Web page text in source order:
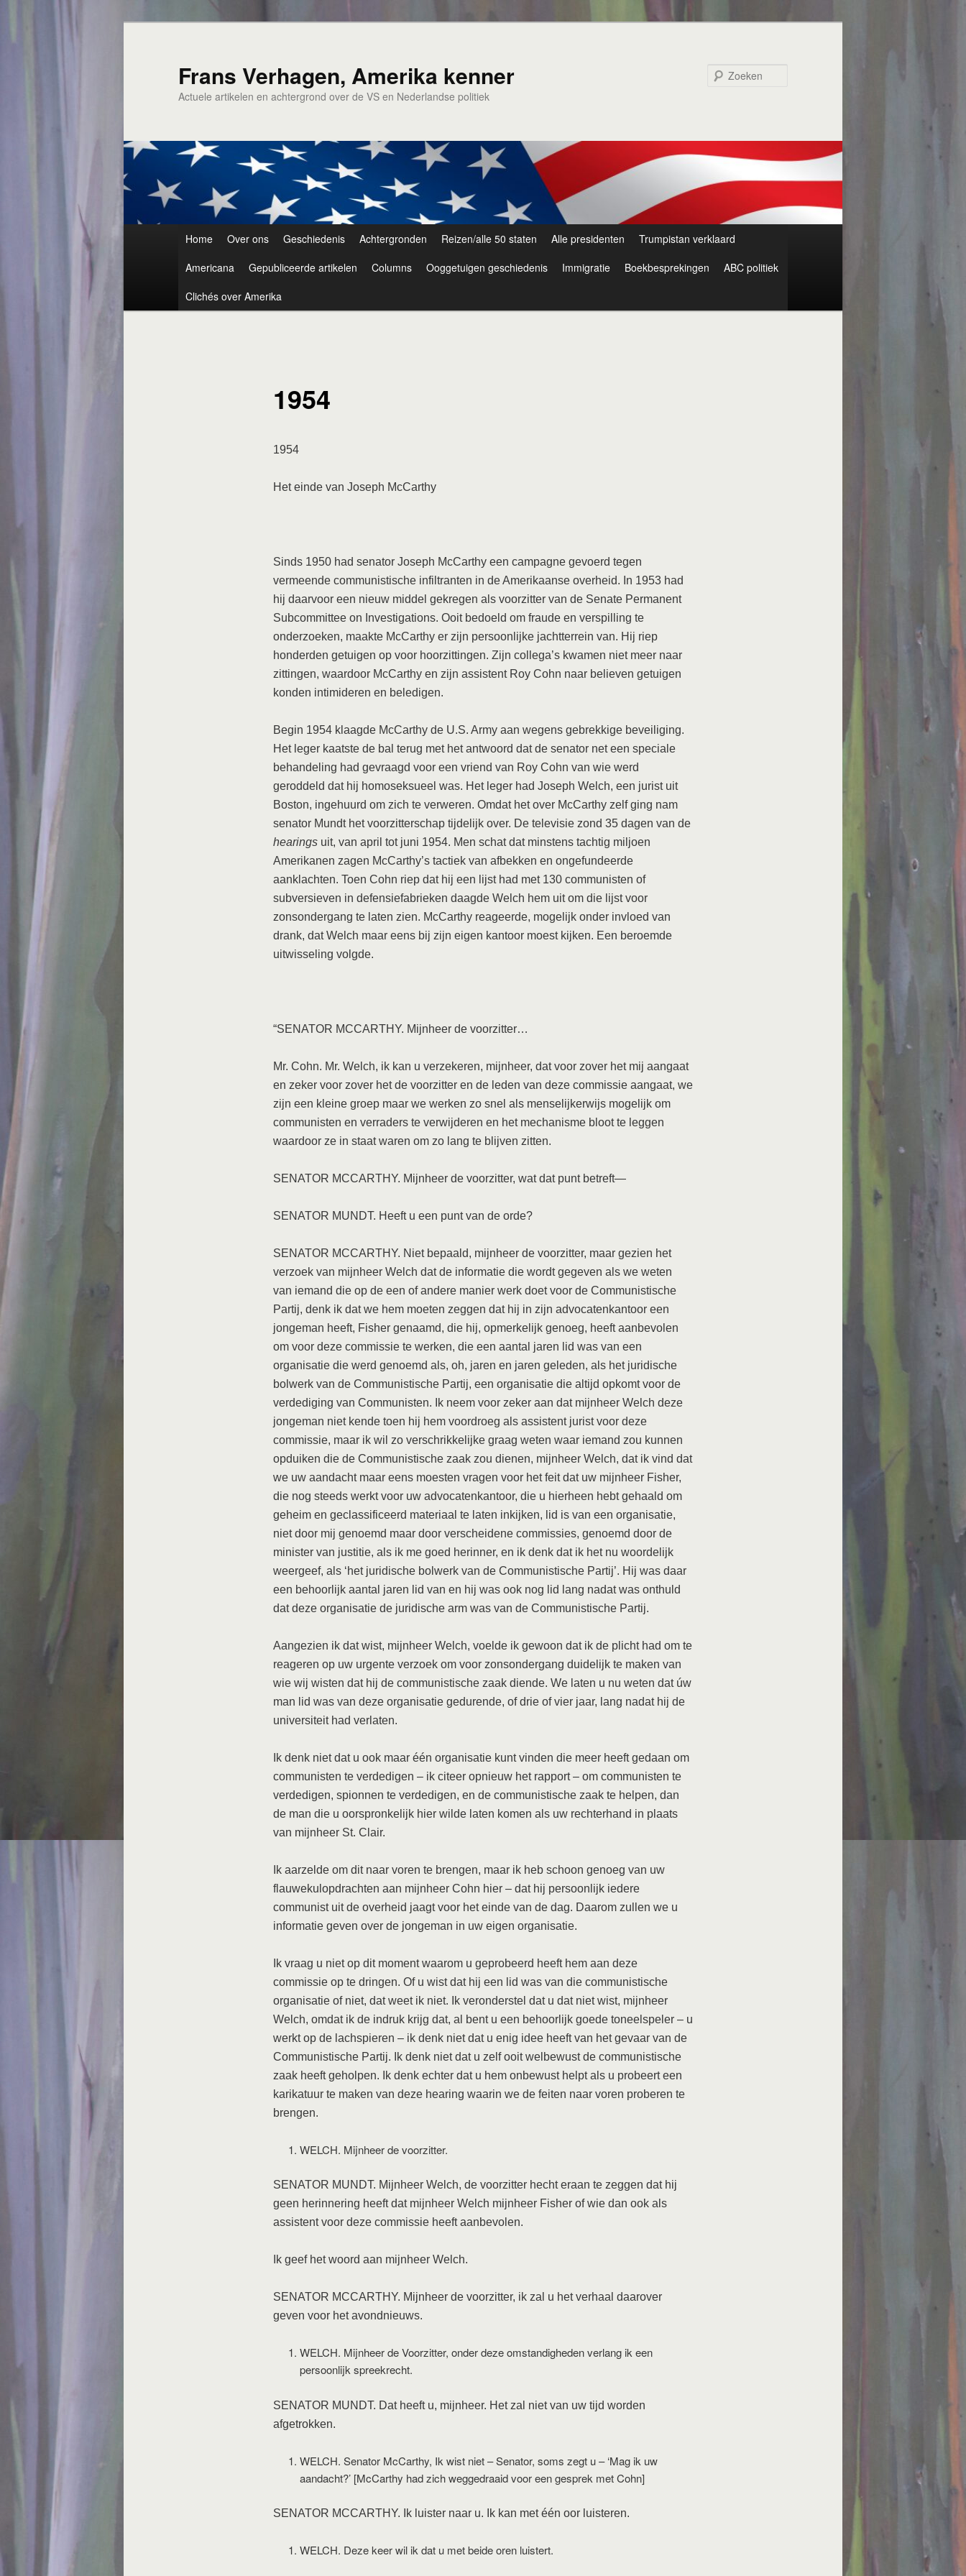
Frans Verhagen, Amerika kenner
Actuele artikelen en achtergrond over de VS en Nederlandse politiek
Home Over ons Geschiedenis Achtergronden Reizen/alle 50 staten Alle presidenten
Trumpistan verklaard
Americana
Gepubliceerde artikelen Columns Ooggetuigen geschiedenis Immigratie Boekbesprekingen
ABC politiek
Clichés over Amerika
1954
1954
Het einde van Joseph McCarthy
Sinds 1950 had senator Joseph McCarthy een campagne gevoerd tegen
vermeende communistische infiltranten in de Amerikaanse overheid. In 1953 had
hij daarvoor een nieuw middel gekregen als voorzitter van de Senate Permanent
Subcommittee on Investigations. Ooit bedoeld om fraude en verspilling te
onderzoeken, maakte McCarthy er zijn persoonlijke jachtterrein van. Hij riep
honderden getuigen op voor hoorzittingen. Zijn collega’s kwamen niet meer naar
zittingen, waardoor McCarthy en zijn assistent Roy Cohn naar believen getuigen
konden intimideren en beledigen.
Begin 1954 klaagde McCarthy de U.S. Army aan wegens gebrekkige beveiliging.
Het leger kaatste de bal terug met het antwoord dat de senator net een speciale
behandeling had gevraagd voor een vriend van Roy Cohn van wie werd
geroddeld dat hij homoseksueel was. Het leger had Joseph Welch, een jurist uit
Boston, ingehuurd om zich te verweren. Omdat het over McCarthy zelf ging nam
senator Mundt het voorzitterschap tijdelijk over. De televisie zond 35 dagen van de
hearingsuit, van april tot juni 1954. Men schat dat minstens tachtig miljoen
Amerikanen zagen McCarthy’s tactiek van afbekken en ongefundeerde
aanklachten. Toen Cohn riep dat hij een lijst had met 130 communisten of
subversieven in defensiefabrieken daagde Welch hem uit om die lijst voor
zonsondergang te laten zien. McCarthy reageerde, mogelijk onder invloed van
drank, dat Welch maar eens bij zijn eigen kantoor moest kijken. Een beroemde
uitwisseling volgde.
“SENATOR MCCARTHY. Mijnheer de voorzitter…
Mr. Cohn. Mr. Welch, ik kan u verzekeren, mijnheer, dat voor zover het mij aangaat
en zeker voor zover het de voorzitter en de leden van deze commissie aangaat, we
zijn een kleine groep maar we werken zo snel als menselijkerwijs mogelijk om
communisten en verraders te verwijderen en het mechanisme bloot te leggen
waardoor ze in staat waren om zo lang te blijven zitten.
SENATOR MCCARTHY. Mijnheer de voorzitter, wat dat punt betreft—
SENATOR MUNDT. Heeft u een punt van de orde?
SENATOR MCCARTHY. Niet bepaald, mijnheer de voorzitter, maar gezien het
verzoek van mijnheer Welch dat de informatie die wordt gegeven als we weten
van iemand die op de een of andere manier werk doet voor de Communistische
Partij, denk ik dat we hem moeten zeggen dat hij in zijn advocatenkantoor een
jongeman heeft, Fisher genaamd, die hij, opmerkelijk genoeg, heeft aanbevolen
om voor deze commissie te werken, die een aantal jaren lid was van een
organisatie die werd genoemd als, oh, jaren en jaren geleden, als het juridische
bolwerk van de Communistische Partij, een organisatie die altijd opkomt voor de
verdediging van Communisten. Ik neem voor zeker aan dat mijnheer Welch deze
jongeman niet kende toen hij hem voordroeg als assistent jurist voor deze
commissie, maar ik wil zo verschrikkelijke graag weten waar iemand zou kunnen
opduiken die de Communistische zaak zou dienen, mijnheer Welch, dat ik vind dat
we uw aandacht maar eens moesten vragen voor het feit dat uw mijnheer Fisher,
die nog steeds werkt voor uw advocatenkantoor, die u hierheen hebt gehaald om
geheim en geclassificeerd materiaal te laten inkijken, lid is van een organisatie,
niet door mij genoemd maar door verscheidene commissies, genoemd door de
minister van justitie, als ik me goed herinner, en ik denk dat ik het nu woordelijk
weergeef, als ‘het juridische bolwerk van de Communistische Partij’. Hij was daar
een behoorlijk aantal jaren lid van en hij was ook nog lid lang nadat was onthuld
dat deze organisatie de juridische arm was van de Communistische Partij.
Aangezien ik dat wist, mijnheer Welch, voelde ik gewoon dat ik de plicht had om te
reageren op uw urgente verzoek om voor zonsondergang duidelijk te maken van
wie wij wisten dat hij de communistische zaak diende. We laten u nu weten dat úw
man lid was van deze organisatie gedurende, of drie of vier jaar, lang nadat hij de
universiteit had verlaten.
Ik denk niet dat u ook maar één organisatie kunt vinden die meer heeft gedaan om
communisten te verdedigen – ik citeer opnieuw het rapport – om communisten te
verdedigen, spionnen te verdedigen, en de communistische zaak te helpen, dan
de man die u oorspronkelijk hier wilde laten komen als uw rechterhand in plaats
van mijnheer St. Clair.
Ik aarzelde om dit naar voren te brengen, maar ik heb schoon genoeg van uw
flauwekulopdrachten aan mijnheer Cohn hier – dat hij persoonlijk iedere
communist uit de overheid jaagt voor het einde van de dag. Daarom zullen we u
informatie geven over de jongeman in uw eigen organisatie.
Ik vraag u niet op dit moment waarom u geprobeerd heeft hem aan deze
commissie op te dringen. Of u wist dat hij een lid was van die communistische
organisatie of niet, dat weet ik niet. Ik veronderstel dat u dat niet wist, mijnheer
Welch, omdat ik de indruk krijg dat, al bent u een behoorlijk goede toneelspeler – u
werkt op de lachspieren – ik denk niet dat u enig idee heeft van het gevaar van de
Communistische Partij. Ik denk niet dat u zelf ooit welbewust de communistische
zaak heeft geholpen. Ik denk echter dat u hem onbewust helpt als u probeert een
karikatuur te maken van deze hearing waarin we de feiten naar voren proberen te
brengen.
WELCH. Mijnheer de voorzitter.
SENATOR MUNDT. Mijnheer Welch, de voorzitter hecht eraan te zeggen dat hij
geen herinnering heeft dat mijnheer Welch mijnheer Fisher of wie dan ook als
assistent voor deze commissie heeft aanbevolen.
Ik geef het woord aan mijnheer Welch.
SENATOR MCCARTHY. Mijnheer de voorzitter, ik zal u het verhaal daarover
geven voor het avondnieuws.
WELCH. Mijnheer de Voorzitter, onder deze omstandigheden verlang ik een
persoonlijk spreekrecht.
SENATOR MUNDT. Dat heeft u, mijnheer. Het zal niet van uw tijd worden
afgetrokken.
WELCH. Senator McCarthy, Ik wist niet – Senator, soms zegt u – ‘Mag ik uw
aandacht?’ [McCarthy had zich weggedraaid voor een gesprek met Cohn]
SENATOR MCCARTHY. Ik luister naar u. Ik kan met één oor luisteren.
WELCH. Deze keer wil ik dat u met beide oren luistert.